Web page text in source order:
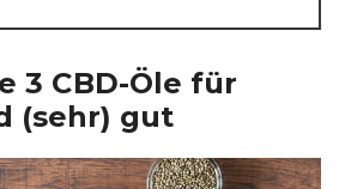
3 CBD-Öle für
(sehr) gut